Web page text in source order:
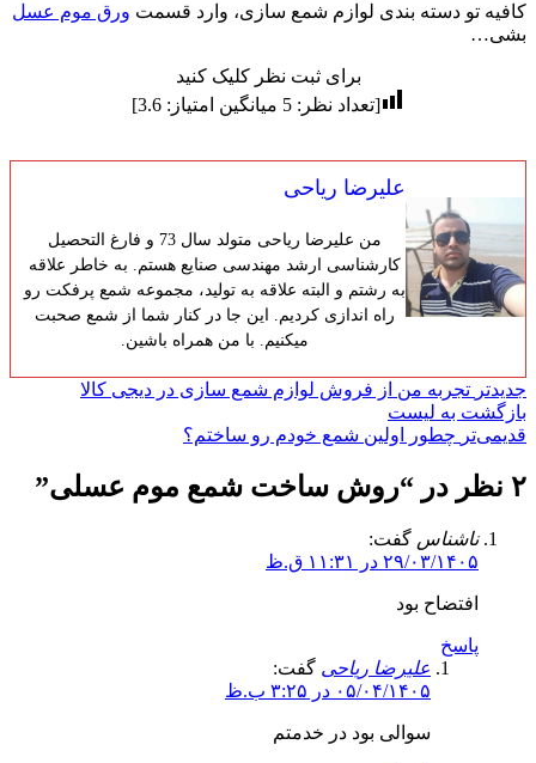
کافیه تو دسته بندی لوازم شمع سازی، وارد قسمت ورق موم عسل
بشی…
برای ثبت نظر کلیک کنید
[تعداد نظر: 5 میانگین امتیاز: 3.6
]
علیرضا ریاحی
من علیرضا ریاحی متولد سال 73 و فارغ التحصیل
کارشناسی ارشد مهندسی صنایع هستم. به خاطر علاقه
به رشتم و البته علاقه به تولید، مجموعه شمع پرفکت رو
راه اندازی کردیم. این جا در کنار شما از شمع صحبت
میکنیم. با من همراه باشین.
جدیدتر تجربه من از فروش لوازم شمع سازی در دیجی کالا
بازگشت به لیست
قدیمی‌تر چطور اولین شمع خودم رو ساختم؟
۲ نظر در “ روش ساخت شمع موم عسلی”
ناشناس گفت:
۲۹/۰۳/۱۴۰۵ در ۱۱:۳۱ ق.ظ
افتضاح بود
پاسخ
علیرضا ریاحی گفت:
۰۵/۰۴/۱۴۰۵ در ۳:۲۵ ب.ظ
سوالی بود در خدمتم